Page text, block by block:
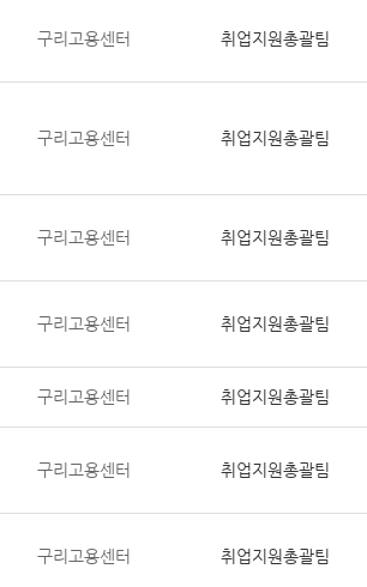
구리고용센터 취업지원총괄팀
구리고용센터 취업지원총괄팀
구리고용센터 취업지원총괄팀
구리고용센터 취업지원총괄팀
구리고용센터 취업지원총괄팀
구리고용센터 취업지원총괄팀
구리고용센터 취업지원총괄팀